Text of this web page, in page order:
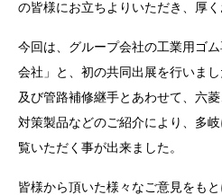
の皆様にお立ちよりいただき、厚く
今回は、グループ会社の工業用ゴ
会社」と、初の共同出展を行いま
及び管路補修継手とあわせて、六
対策製品などのご紹介により、多
覧いただく事が出来ました。
皆様から頂いた様々なご意見をも